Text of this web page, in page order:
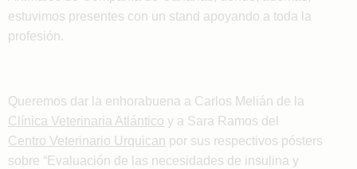
estuvimos presentes con un stand apoyando a toda la
profesión.
Queremos dar la enhorabuena a Carlos Melián de la
Clínica Veterinaria Atlántico y a Sara Ramos del
Centro Veterinario Urquican por sus respectivos pósters
sobre “Evaluación de las necesidades de insulina y